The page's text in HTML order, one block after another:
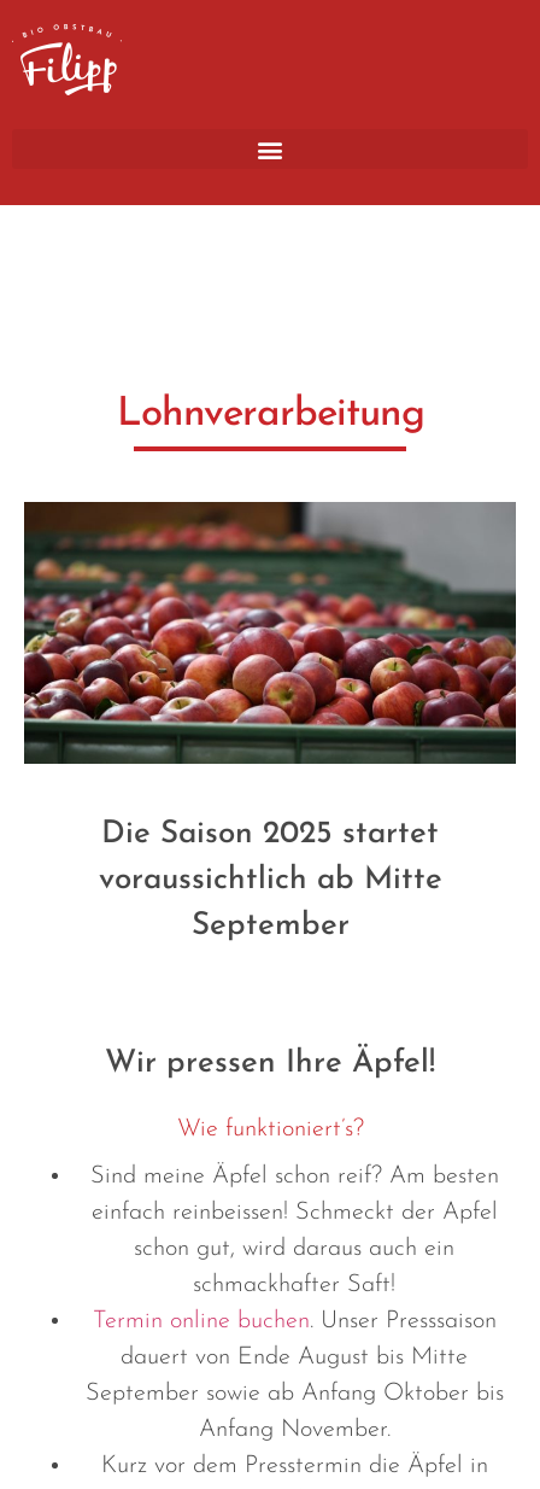
Lohnverarbeitung
Die Saison 2025 startet
voraussichtlich ab Mitte
September
Wir pressen Ihre Äpfel!
Wie funktioniert’s?
Sind meine Äpfel schon reif? Am besten
einfach reinbeissen! Schmeckt der Apfel
schon gut, wird daraus auch ein
schmackhafter Saft!
Termin online buchen. Unser Presssaison
dauert von Ende August bis Mitte
September sowie ab Anfang Oktober bis
Anfang November.
Kurz vor dem Presstermin die Äpfel in